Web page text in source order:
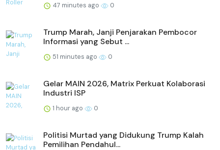
47 minutes ago 0
Trump Marah, Janji Penjarakan Pembocor
Informasi yang Sebut ...
51 minutes ago 0
Gelar MAIN 2026, Matrix Perkuat Kolaborasi
Industri ISP
1 hour ago 0
Politisi Murtad yang Didukung Trump Kalah
Pemilihan Pendahul...